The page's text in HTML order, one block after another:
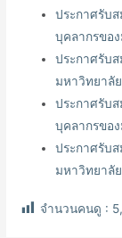
ประกาศรับ
บุคลากรขอ
ประกาศรับ
มหาวิทยาลั
ประกาศรับ
บุคลากรขอ
ประกาศรับ
มหาวิทยาลั
จำนวนคนดู :